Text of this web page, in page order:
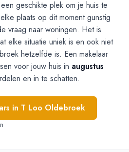
geschikte plek om je huis te
plaats op dit moment gunstig
vraag naar woningen. Het is
elke situatie uniek is en ook niet
hetzelfde is. Een makelaar
voor jouw huis in augustus
en in te schatten.
in T Loo Oldebroek